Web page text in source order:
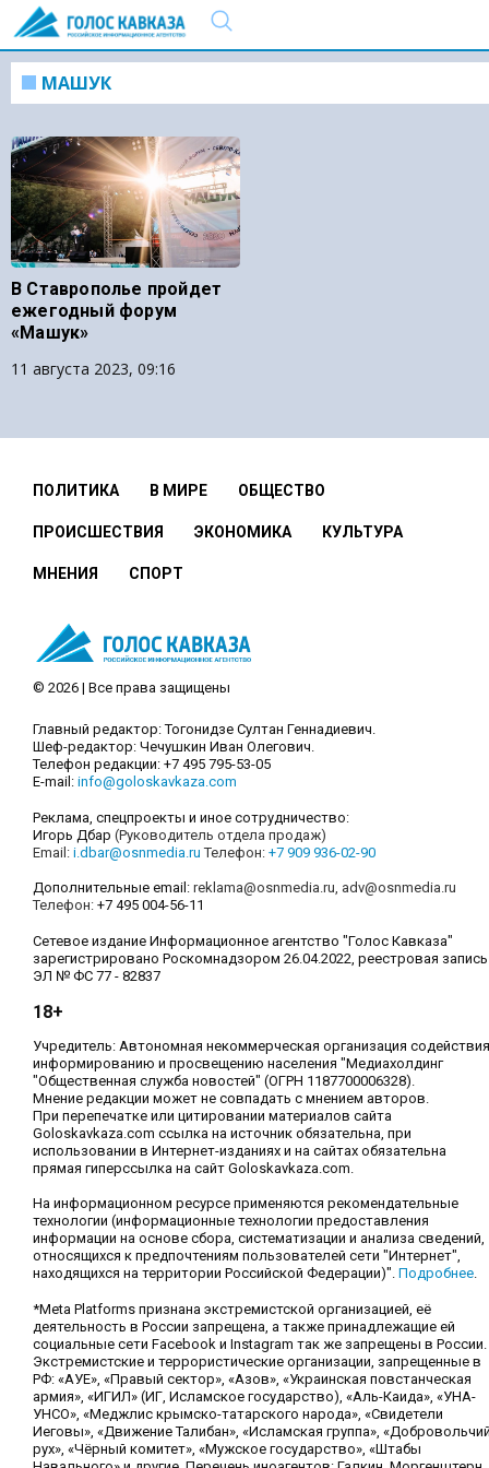
МАШУК
В Ставрополье пройдет
ежегодный форум
«Машук»
11 августа 2023, 09:16
ПОЛИТИКА В МИРЕ ОБЩЕСТВО
ПРОИСШЕСТВИЯ ЭКОНОМИКА КУЛЬТУРА
МНЕНИЯ СПОРТ
© 2026 | Все права защищены
Главный редактор: Тогонидзе Султан Геннадиевич.
Шеф-редактор: Чечушкин Иван Олегович.
Телефон редакции: +7 495 795-53-05
E-mail: info@goloskavkaza.com
Реклама, спецпроекты и иное сотрудничество:
Игорь Дбар (Руководитель отдела продаж)
Email: i.dbar@osnmedia.ru Телефон: +7 909 936-02-90
Дополнительные email: reklama@osnmedia.ru, adv@osnmedia.ru
Телефон: +7 495 004-56-11
Сетевое издание Информационное агентство "Голос Кавказа"
зарегистрировано Роскомнадзором 26.04.2022, реестровая запись
ЭЛ № ФС 77 - 82837
18+
Учредитель: Автономная некоммерческая организация содействия
информированию и просвещению населения "Медиахолдинг
"Общественная служба новостей" (ОГРН 1187700006328).
Мнение редакции может не совпадать с мнением авторов.
При перепечатке или цитировании материалов сайта
Goloskavkaza.com ссылка на источник обязательна, при
использовании в Интернет-изданиях и на сайтах обязательна
прямая гиперссылка на сайт Goloskavkaza.com.
На информационном ресурсе применяются рекомендательные
технологии (информационные технологии предоставления
информации на основе сбора, систематизации и анализа сведений,
относящихся к предпочтениям пользователей сети "Интернет",
находящихся на территории Российской Федерации)". Подробнее.
*Meta Platforms признана экстремистской организацией, её
деятельность в России запрещена, а также принадлежащие ей
социальные сети Facebook и Instagram так же запрещены в России.
Экстремистские и террористические организации, запрещенные в
РФ: «АУЕ», «Правый сектор», «Азов», «Украинская повстанческая
армия», «ИГИЛ» (ИГ, Исламское государство), «Аль-Каида», «УНА-
УНСО», «Меджлис крымско-татарского народа», «Свидетели
Иеговы», «Движение Талибан», «Исламская группа»,
рух», «Чёрный комитет», «Мужское государство», «Штабы